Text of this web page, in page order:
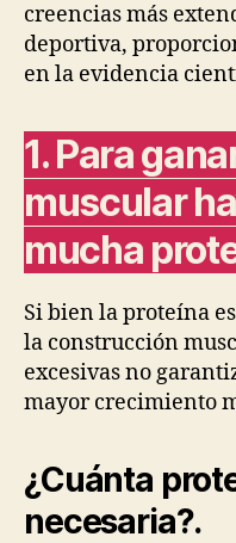
creencias más
deportiva,
en la evidencia
1. Para
muscular
mucha
Si bien la proteína
la construcción
excesivas no
mayor crecimiento
¿Cuánta
necesaria?.